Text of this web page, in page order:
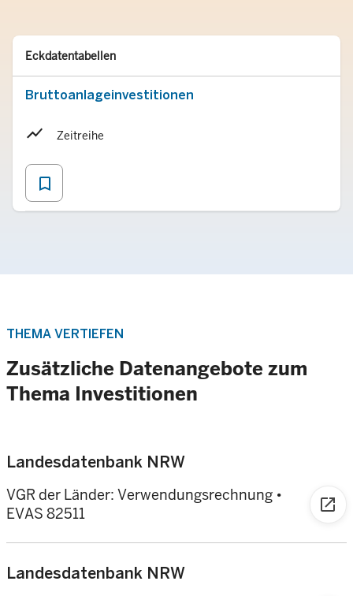
Eckdatentabellen
Typ
Merken
Bruttoanlageinvestitionen
Zeitreihe
bookmark_border
THEMA VERTIEFEN
Zusätzliche Datenangebote zum
Thema Investitionen
Landesdatenbank NRW
VGR der Länder: Verwendungsrechnung •
EVAS 82511
open_in_new
Landesdatenbank NRW